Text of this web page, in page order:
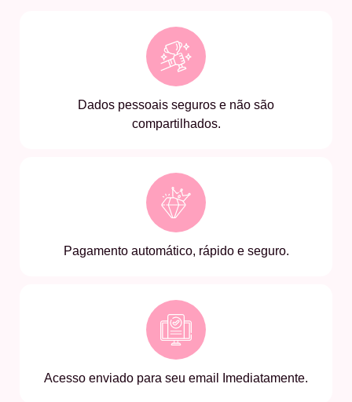
Dados pessoais seguros e não são
compartilhados.
Pagamento automático, rápido e seguro.
Acesso enviado para seu email Imediatamente.